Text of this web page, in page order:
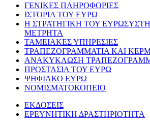
ΓΕΝΙΚΕΣ ΠΛΗΡΟΦΟΡΙΕΣ
ΙΣΤΟΡΙΑ ΤΟΥ ΕΥΡΩ
Η ΣΤΡΑΤΗΓΙΚΗ ΤΟΥ
ΜΕΤΡΗΤΑ
ΤΑΜΕΙΑΚΕΣ ΥΠΗΡΕΣΙΕΣ
ΤΡΑΠΕΖΟΓΡΑΜΜΑΤΙΑ ΚΑΙ
ΑΝΑΚΥΚΛΩΣΗ
ΠΡΟΣΤΑΣΙΑ ΤΟΥ ΕΥΡΩ
ΨΗΦΙΑΚΟ ΕΥΡΩ
ΝΟΜΙΣΜΑΤΟΚΟΠΕΙΟ
ΕΚΔΟΣΕΙΣ
ΕΡΕΥΝΗΤΙΚΗ ΔΡΑΣΤΗΡΙΟΤΗΤΑ